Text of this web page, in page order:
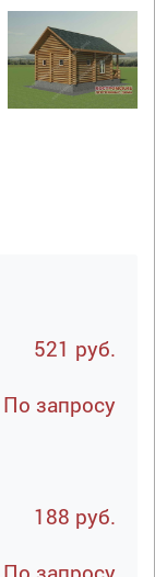
521 руб.
По запросу
188 руб.